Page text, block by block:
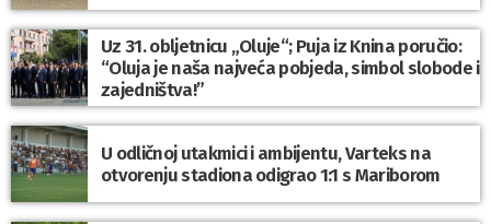
Uz 31. obljetnicu „Oluje“; Puja iz Knina poručio:
“Oluja je naša najveća pobjeda, simbol slobode i
zajedništva!”
U odličnoj utakmici i ambijentu, Varteks na
otvorenju stadiona odigrao 1:1 s Mariborom